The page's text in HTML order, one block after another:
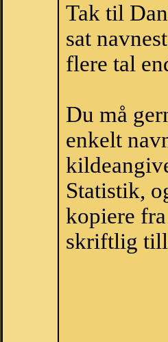
Tak til
sat
flere tal
Du må
enkelt
Statistik,
kopiere
skriftlig